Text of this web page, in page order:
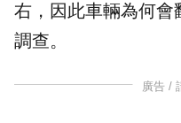
右，因此車輛為何會
調查。
廣告 /